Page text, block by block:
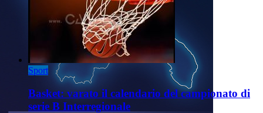
Sport
Basket: varato il calendario del campionato di
serie B Interregionale